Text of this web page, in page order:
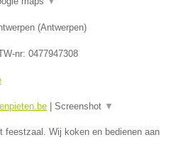
(Antwerpen)
nr: 0477947308
Screenshot ▼
feestzaal. Wij koken en bedienen aan